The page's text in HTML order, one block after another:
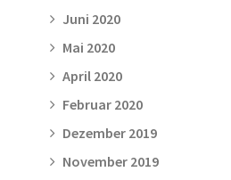
Juni 2020
Mai 2020
April 2020
Februar 2020
Dezember 2019
November 2019